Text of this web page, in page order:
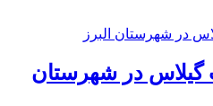
گیلاس در شهرستان